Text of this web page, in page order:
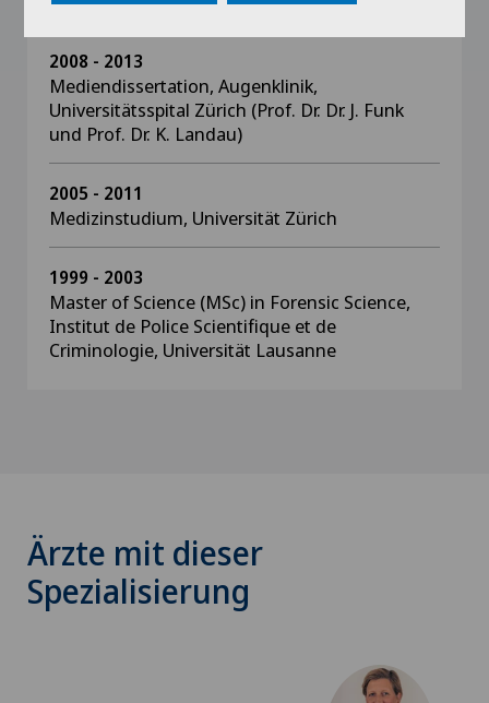
2008 - 2013
Mediendissertation, Augenklinik,
Universitätsspital Zürich (Prof. Dr. Dr. J. Funk
und Prof. Dr. K. Landau)
2005 - 2011
Medizinstudium, Universität Zürich
1999 - 2003
Master of Science (MSc) in Forensic Science,
Institut de Police Scientifique et de
Criminologie, Universität Lausanne
Ärzte mit dieser
Spezialisierung